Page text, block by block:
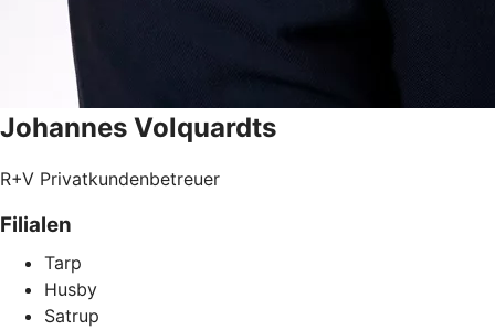
Johannes Volquardts
R+V Privatkundenbetreuer
Filialen
Tarp
Husby
Satrup